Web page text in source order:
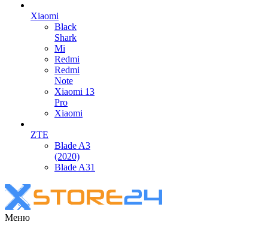
Xiaomi
Black
Shark
Mi
Redmi
Redmi
Note
Xiaomi 13
Pro
Xiaomi
ZTE
Blade A3
(2020)
Blade A31
Меню